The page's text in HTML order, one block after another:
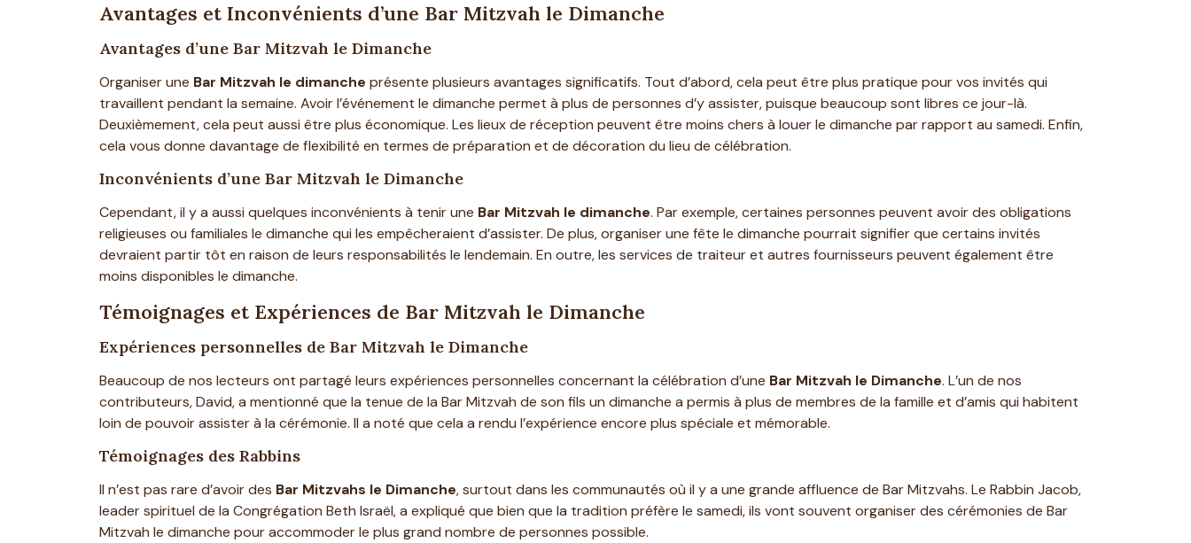
Avantages et Inconvénients d’une Bar Mitzvah le Dimanche
Avantages d’une Bar Mitzvah le Dimanche
Organiser une Bar Mitzvah le dimanche présente plusieurs avantages significatifs. Tout d’abord, cela peut être plus pratique pour vos invités qui
travaillent pendant la semaine. Avoir l’événement le dimanche permet à plus de personnes d’y assister, puisque beaucoup sont libres ce jour-là.
Deuxièmement, cela peut aussi être plus économique. Les lieux de réception peuvent être moins chers à louer le dimanche par rapport au samedi. Enfin,
cela vous donne davantage de flexibilité en termes de préparation et de décoration du lieu de célébration.
Inconvénients d’une Bar Mitzvah le Dimanche
Cependant, il y a aussi quelques inconvénients à tenir une Bar Mitzvah le dimanche. Par exemple, certaines personnes peuvent avoir des obligations
religieuses ou familiales le dimanche qui les empêcheraient d’assister. De plus, organiser une fête le dimanche pourrait signifier que certains invités
devraient partir tôt en raison de leurs responsabilités le lendemain. En outre, les services de traiteur et autres fournisseurs peuvent également être
moins disponibles le dimanche.
Témoignages et Expériences de Bar Mitzvah le Dimanche
Expériences personnelles de Bar Mitzvah le Dimanche
Beaucoup de nos lecteurs ont partagé leurs expériences personnelles concernant la célébration d’une Bar Mitzvah le Dimanche. L’un de nos
contributeurs, David, a mentionné que la tenue de la Bar Mitzvah de son fils un dimanche a permis à plus de membres de la famille et d’amis qui habitent
loin de pouvoir assister à la cérémonie. Il a noté que cela a rendu l’expérience encore plus spéciale et mémorable.
Témoignages des Rabbins
Il n’est pas rare d’avoir des Bar Mitzvahs le Dimanche, surtout dans les communautés où il y a une grande affluence de Bar Mitzvahs. Le Rabbin Jacob,
leader spirituel de la Congrégation Beth Israël, a expliqué que bien que la tradition préfère le samedi, ils vont souvent organiser des cérémonies de Bar
Mitzvah le dimanche pour accommoder le plus grand nombre de personnes possible.